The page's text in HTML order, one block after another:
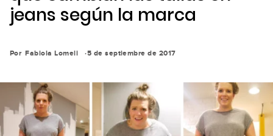
principal
jeans según la marca
Por Fabiola Lomeli 5 de septiembre de 2017